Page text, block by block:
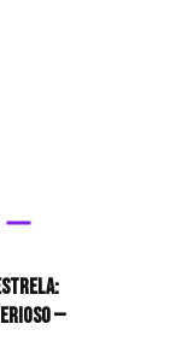
—